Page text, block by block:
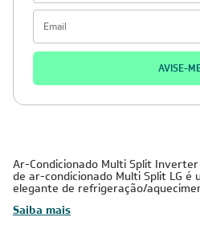
AVISE-
Ar-Condicionado Multi Split
de ar-condicionado Multi Split LG é
elegante de refrigeração/
Saiba mais